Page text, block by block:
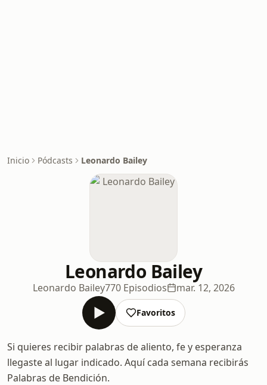
Inicio Pódcasts Leonardo Bailey
Leonardo Bailey
Leonardo Bailey770 Episodios mar. 12, 2026
Favoritos
Si quieres recibir palabras de aliento, fe y esperanza
llegaste al lugar indicado. Aquí cada semana recibirás
Palabras de Bendición.